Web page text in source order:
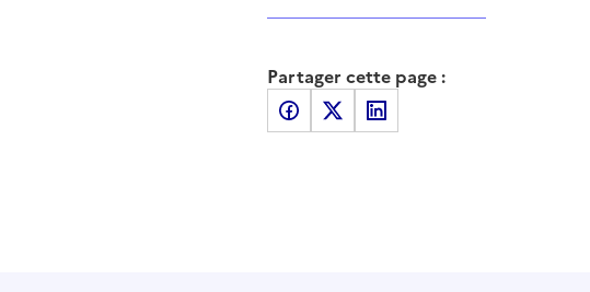
Partager cette page :
Partager sur Facebook
Partager sur XPartager sur LinkedIn